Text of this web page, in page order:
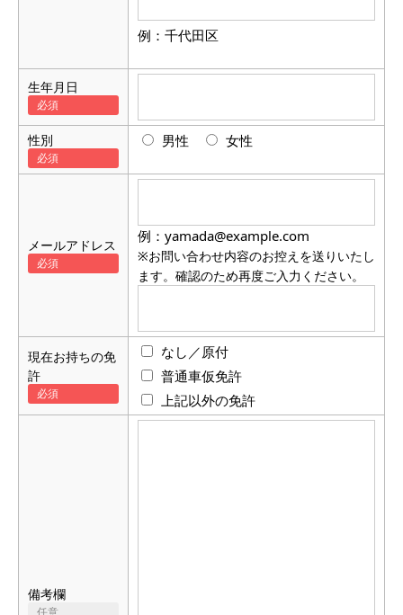
例：千代田区
生年月日
性別 男性 女性
メールアドレス
例：yamada@example.com
※お問い合わせ内容のお控えを送りいたし
ます。確認のため再度ご入力ください。
現在お持ちの免
許
なし／原付
普通車仮免許
上記以外の免許
備考欄